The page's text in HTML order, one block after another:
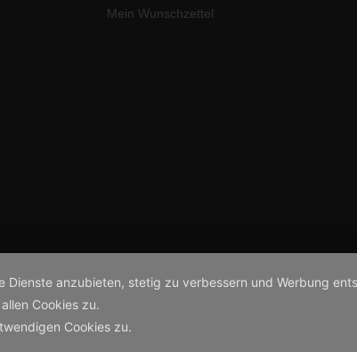
Mein Wunschzettel
Dienste anzubieten, stetig zu verbessern und Werbung
Cookies zu.
Cookies zu.